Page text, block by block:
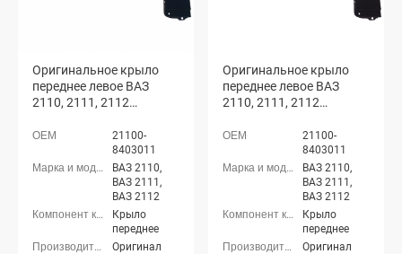
Оригинальное крыло
переднее левое ВАЗ
2110, 2111, 2112
21100-
8403011
ВАЗ 2110,
ВАЗ 2111,
ВАЗ 2112
Крыло
переднее
Оригинал
Оригинальное крыло
переднее левое ВАЗ
2110, 2111, 2112
21100-
8403011
ВАЗ 2110,
ВАЗ 2111,
ВАЗ 2112
Крыло
переднее
Оригинал